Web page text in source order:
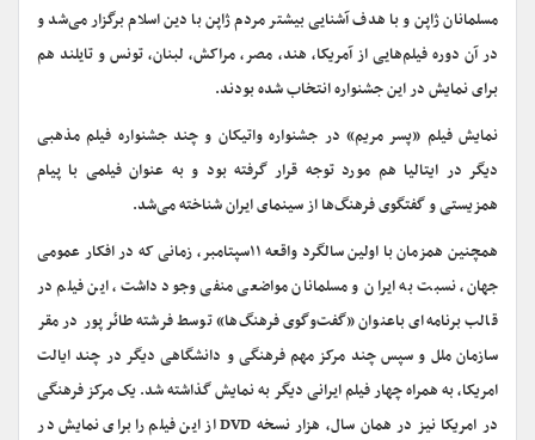
مسلمانان ژاپن و با هدف آشنایی بیشتر مردم ژاپن با دین اسلام برگزار می‌شد و
در آن دوره فیلم‌هایی از آمریکا، هند، مصر، مراکش، لبنان، تونس و تایلند هم
برای نمایش در این جشنواره انتخاب شده بودند.
نمایش فیلم «پسر مریم» در جشنواره واتیکان و چند جشنواره فیلم مذهبی
دیگر در ایتالیا هم مورد توجه قرار گرفته بود و به عنوان فیلمی با پیام
همزیستی و گفتگوی فرهنگ‌ها از سینمای ایران شناخته می‌شد.
همچنین همزمان با اولین سالگرد واقعه ۱۱سپتامبر، زمانی که در افکار عمومی
جهان، نسبت به ایران و مسلمانان مواضعی منفی وجود داشت، این فیلم در
قالب برنامه‌ای باعنوان «گفت‌وگوی فرهنگ‌ها» توسط فرشته طائرپور در مقر
سازمان ملل و سپس چند مرکز مهم فرهنگی و دانشگاهی دیگر در چند ایالت
امریکا، به همراه چهار فیلم ایرانی دیگر به نمایش گذاشته شد. یک مرکز فرهنگی
در امریکا نیز در همان سال، هزار نسخه DVD از این فیلم را برای نمایش در